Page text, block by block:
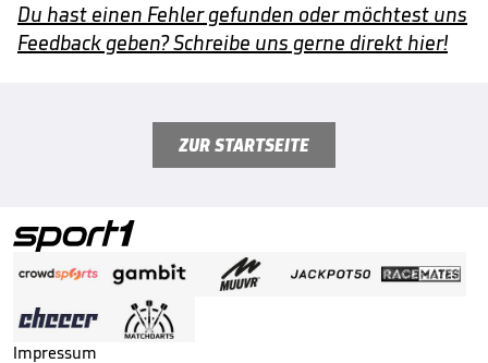
Du hast einen Fehler gefunden oder möchtest uns
Feedback geben? Schreibe uns gerne direkt hier!
ZUR STARTSEITE
Impressum